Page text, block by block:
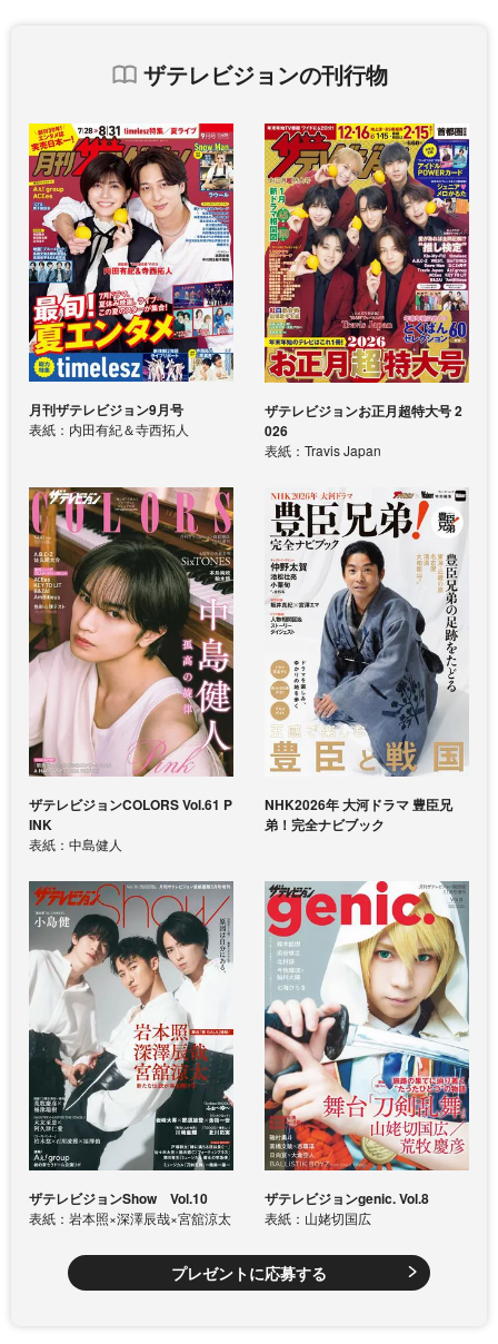
ザテレビジョンの刊行物
月刊ザテレビジョン9月号
表紙：内田有紀＆寺西拓人
ザテレビジョンお正月超特大号 2
026
表紙：Travis Japan
ザテレビジョンCOLORS Vol.61 P
INK
表紙：中島健人
NHK2026年 大河ドラマ 豊臣兄
弟！完全ナビブック
ザテレビジョンShow Vol.10
表紙：岩本照×深澤辰哉×宮舘涼太
ザテレビジョンgenic. Vol.8
表紙：山姥切国広
プレゼントに応募する